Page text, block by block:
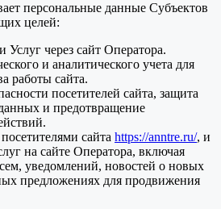
персональные данные Субъектов
целей:
через сайт Оператора.
и аналитического учета для
работы сайта.
посетителей сайта, защита
и предотвращение
сайта https://anntre.ru/, и
на сайте Оператора, включая
уведомлений, новостей о новых
предложениях для продвижения